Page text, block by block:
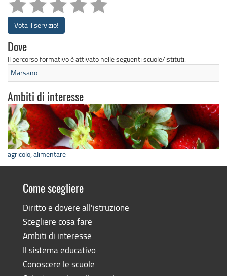
Vota il servizio!
Dove
Il percorso formativo è attivato nelle seguenti scuole/istituti.
Marsano
Ambiti di interesse
agricolo, alimentare
Come scegliere
Diritto e dovere all'istruzione
Scegliere cosa fare
Ambiti di interesse
Il sistema educativo
Conoscere le scuole